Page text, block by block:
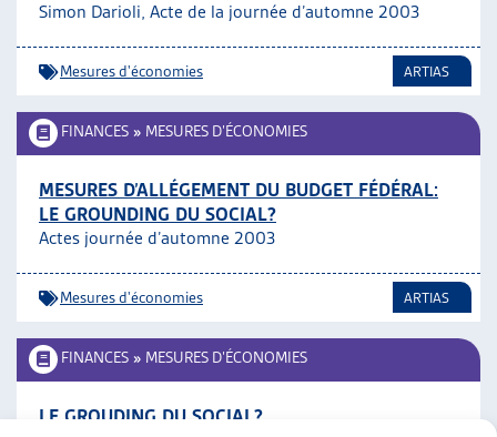
Simon Darioli, Acte de la journée d’automne 2003
Mesures d'économies ARTIAS
FINANCES » MESURES D’ÉCONOMIES
MESURES D’ALLÉGEMENT DU BUDGET FÉDÉRAL:
LE GROUNDING DU SOCIAL?
Actes journée d’automne 2003
Mesures d'économies ARTIAS
FINANCES » MESURES D’ÉCONOMIES
LE GROUDING DU SOCIAL?